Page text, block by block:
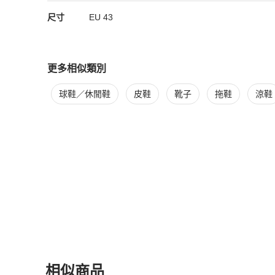
尺寸 EU 43
更多相似類別
更多Louis Vuitton 男鞋相似商品推薦
球鞋／休閒鞋 皮鞋 靴子 拖鞋 涼鞋
相似商品